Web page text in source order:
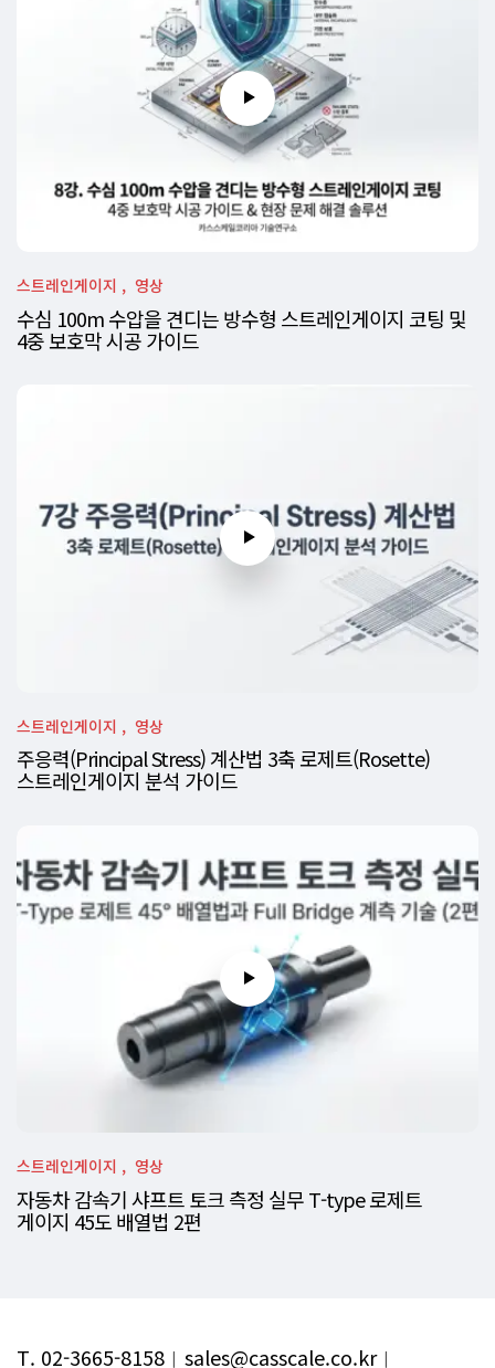
스트레인게이지 영상
수심 100m 수압을 견디는 방수형 스트레인게이지 코팅 및
4중 보호막 시공 가이드
스트레인게이지 영상
주응력(Principal Stress) 계산법 3축 로제트(Rosette)
스트레인게이지 분석 가이드
스트레인게이지 영상
자동차 감속기 샤프트 토크 측정 실무 T-type 로제트
게이지 45도 배열법 2편
T. 02-3665-8158 ︱ sales@casscale.co.kr︱